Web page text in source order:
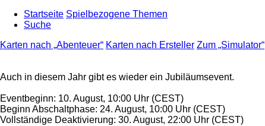
Startseite Spielbezogene Themen
Suche
Karten nach „Abenteuer“ Karten nach Ersteller Zum „Simulator“
Auch in diesem Jahr gibt es wieder ein Jubiläumsevent.
Eventbeginn: 10. August, 10:00 Uhr (CEST)
Beginn Abschaltphase: 24. August, 10:00 Uhr (CEST)
Vollständige Deaktivierung: 30. August, 22:00 Uhr (CEST)